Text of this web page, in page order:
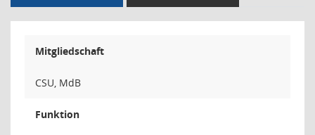
Mitgliedschaft
CSU, MdB
Funktion